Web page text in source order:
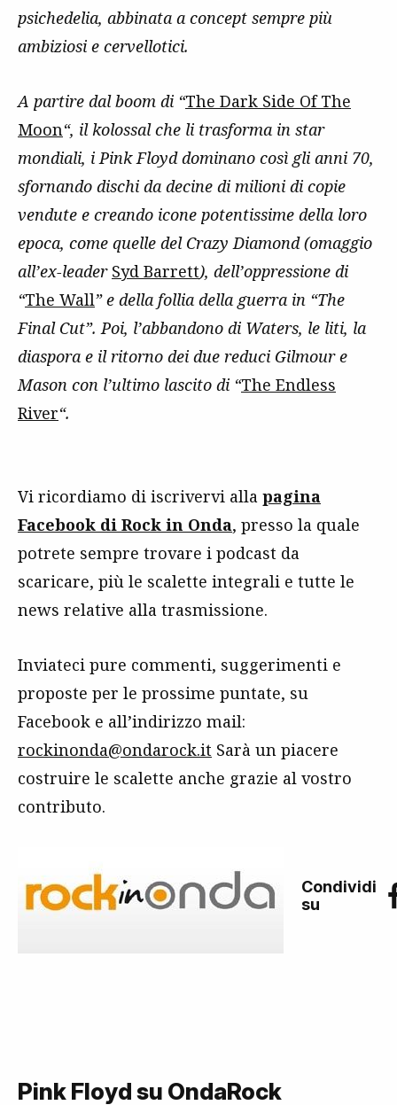
psichedelia, abbinata a concept sempre più
ambiziosi e cervellotici.
A partire dal boom di “The Dark Side Of The
Moon“, il kolossal che li trasforma in star
mondiali, i Pink Floyd dominano così gli anni 70,
sfornando dischi da decine di milioni di copie
vendute e creando icone potentissime della loro
epoca, come quelle del Crazy Diamond (omaggio
all’ex-leader Syd Barrett), dell’oppressione di
“The Wall” e della follia della guerra in “The
Final Cut”. Poi, l’abbandono di Waters, le liti, la
diaspora e il ritorno dei due reduci Gilmour e
Mason con l’ultimo lascito di “The Endless
River“.
Vi ricordiamo di iscrivervi alla pagina
Facebook di Rock in Onda, presso la quale
potrete sempre trovare i podcast da
scaricare, più le scalette integrali e tutte le
news relative alla trasmissione.
Inviateci pure commenti, suggerimenti e
proposte per le prossime puntate, su
Facebook e all’indirizzo mail:
rockinonda@ondarock.it Sarà un piacere
costruire le scalette anche grazie al vostro
contributo.
Condividi
su
Pink Floyd su OndaRock